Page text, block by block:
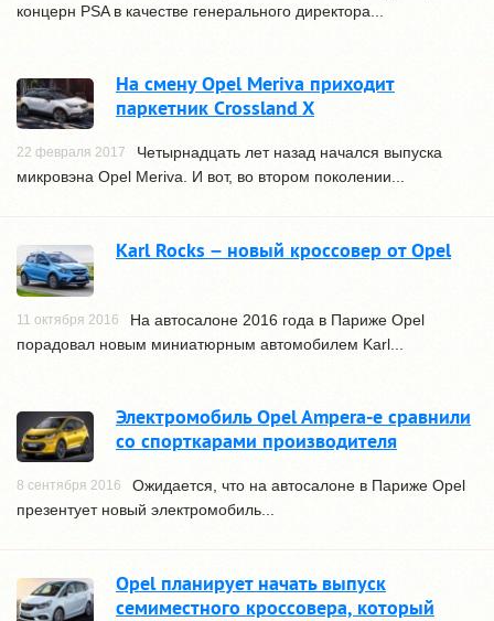
концерн PSA в качестве генерального директора...
На смену Opel Meriva приходит
паркетник Crossland X
22 февраля 2017
Четырнадцать лет назад начался выпуска
микровэна Opel Meriva. И вот, во втором поколении...
Karl Rocks – новый кроссовер от Opel
11 октября 2016
На автосалоне 2016 года в Париже Opel
порадовал новым миниатюрным автомобилем Karl...
Электромобиль Opel Ampera-e сравнили
со спорткарами производителя
8 сентября 2016
Ожидается, что на автосалоне в Париже Opel
презентует новый электромобиль...
Opel планирует начать выпуск
семиместного кроссовера, который